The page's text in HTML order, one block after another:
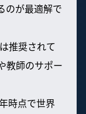
のが最適解で
推奨されて
教師のサポー
時点で世界